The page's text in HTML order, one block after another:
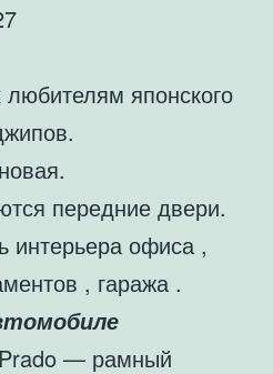
японского
передние двери.
интерьера офиса ,
, гаража .
— рамный